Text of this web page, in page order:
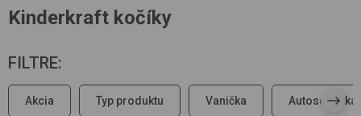
Kinderkraft kočíky
FILTRE:
Akcia Typ produktu Vanička